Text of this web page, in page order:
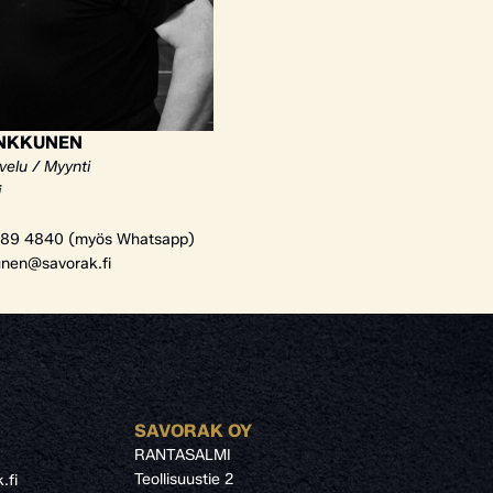
/ Myynti
4840 (myös Whatsapp)
SAVORAK OY
RANTASALMI
Teollisuustie 2